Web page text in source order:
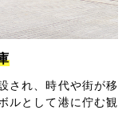
され、時代や街が移
ルとして港に佇む観